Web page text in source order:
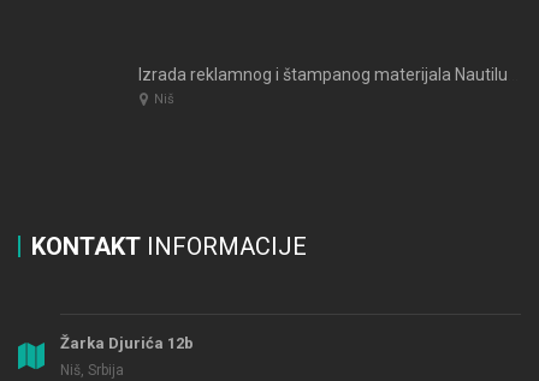
Niš
KONTAKT INFORMACIJE
Žarka Djurića 12b
Niš, Srbija